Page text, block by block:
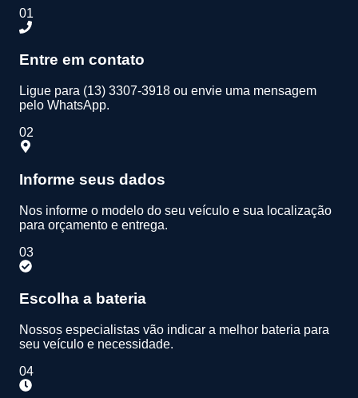
01
Entre em contato
Ligue para (13) 3307-3918 ou envie uma mensagem
pelo WhatsApp.
02
Informe seus dados
Nos informe o modelo do seu veículo e sua localização
para orçamento e entrega.
03
Escolha a bateria
Nossos especialistas vão indicar a melhor bateria para
seu veículo e necessidade.
04